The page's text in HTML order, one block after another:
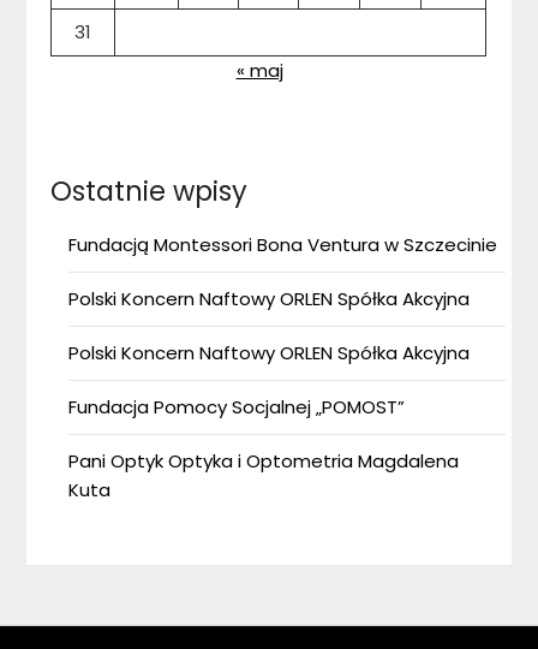
31
« maj
Ostatnie wpisy
Fundacją Montessori Bona Ventura w Szczecinie
Polski Koncern Naftowy ORLEN Spółka Akcyjna
Polski Koncern Naftowy ORLEN Spółka Akcyjna
Fundacja Pomocy Socjalnej „POMOST”
Pani Optyk Optyka i Optometria Magdalena
Kuta